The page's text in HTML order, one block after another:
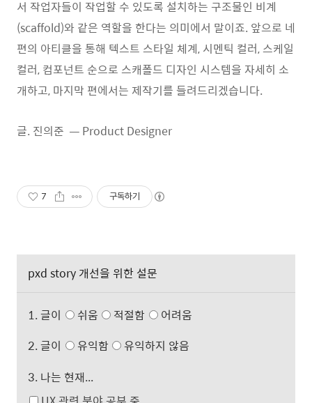
서 작업자들이 작업할 수 있도록 설치하는 구조물인 비계
(scaffold)와 같은 역할을 한다는 의미에서 말이죠. 앞으로 네
편의 아티클을 통해 텍스트 스타일 체계, 시멘틱 컬러, 스케일
컬러, 컴포넌트 순으로 스캐폴드 디자인 시스템을 자세히 소
개하고, 마지막 편에서는 제작기를 들려드리겠습니다.
글. 진의준 — Product Designer
7 구독하기
pxd story 개선을 위한 설문
1. 글이 쉬움 적절함
어려움
2. 글이
유익함
유익하지 않음
3. 나는 현재...